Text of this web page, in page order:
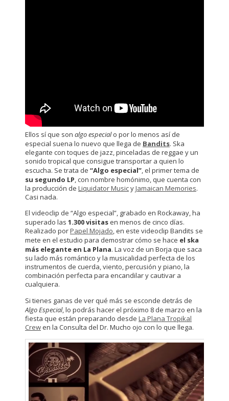
Ellos sí que son algo especialo por lo menos así de
especial suena lo nuevo que llega de Bandits. Ska
elegante con toques de jazz, pinceladas de reggae y un
sonido tropical que consigue transportar a quien lo
escucha. Se trata de “Algo especial”, el primer tema de
su segundo LP, con nombre homónimo, que cuenta con
la producción de Liquidator MusicyJamaican Memories.
Casi nada.
El videoclip de “Algo especial”, grabado en Rockaway, ha
superado las 1.300 visitas en menos de cinco días.
Realizado porPapel Mojado, en este videoclip Bandits se
mete en el estudio para demostrar cómo se hace el ska
más elegante en La Plana. La voz de un Borja que saca
su lado más romántico y la musicalidad perfecta de los
instrumentos de cuerda, viento, percusión y piano, la
combinación perfecta para encandilar y cautivar a
cualquiera.
Si tienes ganas de ver qué más se esconde detrás de
Algo Especial, lo podrás hacer el próximo 8 de marzo en la
fiesta que están preparando desde La Plana Tropikal
Crew en la Consulta del Dr. Mucho ojo con lo que llega.